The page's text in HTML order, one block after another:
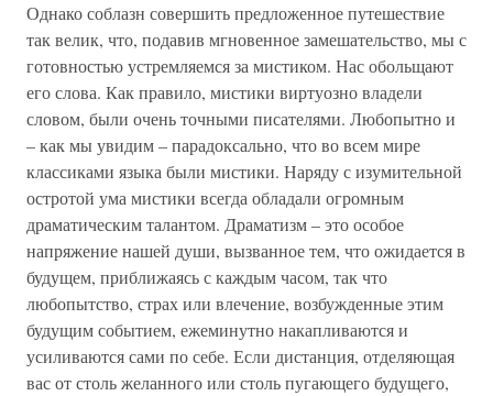
Однако соблазн совершить предложенное путешествие
так велик, что, подавив мгновенное замешательство, мы с
готовностью устремляемся за мистиком. Нас обольщают
его слова. Как правило, мистики виртуозно владели
словом, были очень точными писателями. Любопытно и
– как мы увидим – парадоксально, что во всем мире
классиками языка были мистики. Наряду с изумительной
остротой ума мистики всегда обладали огромным
драматическим талантом. Драматизм – это особое
напряжение нашей души, вызванное тем, что ожидается в
будущем, приближаясь с каждым часом, так что
любопытство, страх или влечение, возбужденные этим
будущим событием, ежеминутно накапливаются и
усиливаются сами по себе. Если дистанция, отделяющая
вас от столь желанного или столь пугающего будущего,